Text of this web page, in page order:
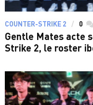
COUNTER-STRIKE 2 0
Gentle Mates acte
Strike 2, le roster